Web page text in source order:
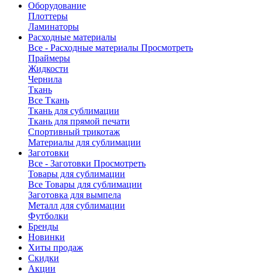
Оборудование
Плоттеры
Ламинаторы
Расходные материалы
Все - Расходные материалы Просмотреть
Праймеры
Жидкости
Чернила
Ткань
Все Ткань
Ткань для сублимации
Ткань для прямой печати
Спортивный трикотаж
Материалы для сублимации
Заготовки
Все - Заготовки Просмотреть
Товары для сублимации
Все Товары для сублимации
Заготовка для вымпела
Металл для сублимации
Футболки
Бренды
Новинки
Хиты продаж
Скидки
Акции